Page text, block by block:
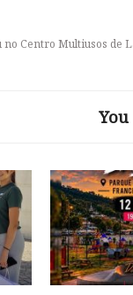
no Centro Multiusos de